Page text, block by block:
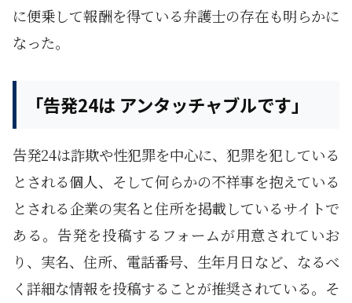
に便乗して報酬を得ている弁護士の存在も明らかに
なった。
「告発24は アンタッチャブルです」
告発24は詐欺や性犯罪を中心に、犯罪を犯している
とされる個人、そして何らかの不祥事を抱えている
とされる企業の実名と住所を掲載しているサイトで
ある。告発を投稿するフォームが用意されていお
り、実名、住所、電話番号、生年月日など、なるべ
く詳細な情報を投稿することが推奨されている。そ